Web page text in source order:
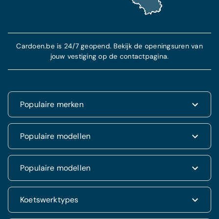
Populaire merken
Renault
Dacia
Volkswagen
Hyundai
Kia
Populaire modellen
Renault Clio
Fiat 500
Hyundai Tucson
Kia Rio
Populaire modellen
Hyundai i20
Koetswerktypes
Cardoen.be is 24/7 geopend. Bekijk de openingsuren van
jouw vestiging op de contactpagina.